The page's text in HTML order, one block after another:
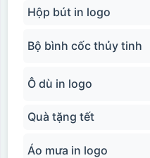
Hộp bút in logo
Bộ bình cốc thủy tinh
Ô dù in logo
Quà tặng tết
Áo mưa in logo